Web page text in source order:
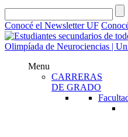
Conocé el Newsletter UF
Menu
CARRERAS
DE GRADO